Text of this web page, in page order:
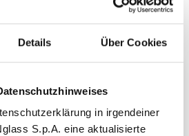
Details Über Cookies
in irgendeiner
S.p.A. eine aktualisierte